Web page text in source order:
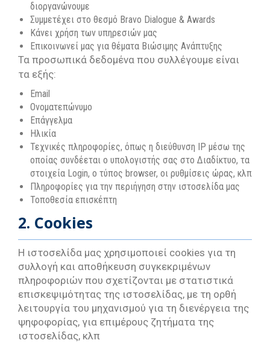
διοργανώνουμε
Συμμετέχει στο θεσμό Bravo Dialogue & Awards
Κάνει χρήση των υπηρεσιών μας
Επικοινωνεί μας για θέματα Βιώσιμης Ανάπτυξης
Τα προσωπικά δεδομένα που συλλέγουμε είναι
τα εξής:
Email
Ονοματεπώνυμο
Επάγγελμα
Ηλικία
Τεχνικές πληροφορίες, όπως η διεύθυνση IP μέσω της
οποίας συνδέεται ο υπολογιστής σας στο Διαδίκτυο, τα
στοιχεία Login, o τύπος browser, οι ρυθμίσεις ώρας, κλπ
Πληροφορίες για την περιήγηση στην ιστοσελίδα μας
Τοποθεσία επισκέπτη
2. Cookies
Η ιστοσελίδα μας χρησιμοποιεί cookies για τη
συλλογή και αποθήκευση συγκεκριμένων
πληροφοριών που σχετίζονται με στατιστικά
επισκεψιμότητας της ιστοσελίδας, με τη ορθή
λειτουργία του μηχανισμού για τη διενέργεια της
ψηφοφορίας, για επιμέρους ζητήματα της
ιστοσελίδας, κλπ